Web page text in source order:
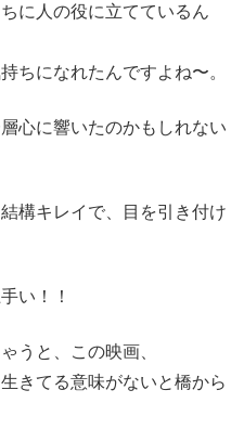
に人の役に立てているん
ちになれたんですよね〜。
心に響いたのかもしれない
構キレイで、目を引き付け
い！！
うと、この映画、
きてる意味がないと橋から